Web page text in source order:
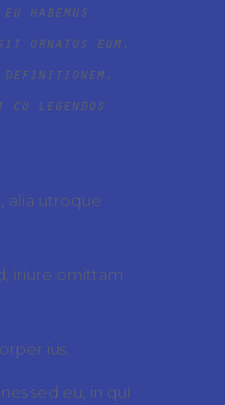
habemus
ornatus eum.
legendos
alia utroque
iriure omittam
ius.
sed eu, in qui